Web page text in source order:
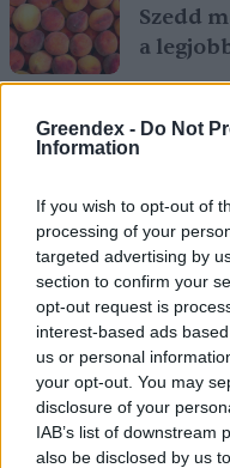
Greendex - Do Not
Information
If you wish to opt-out of
processing of your
targeted advertising by
section to confirm your
opt-out request is
interest-based ads
us or personal
your opt-out. You may
disclosure of your
IAB’s list of downstream
also be disclosed by us
Szedd
a